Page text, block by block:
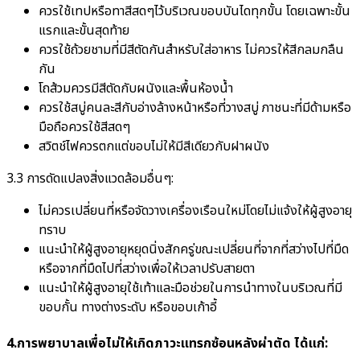
ควรใช้เทปหรือทาสีสดๆไว้บริเวณขอบบันไดทุกขั้น โดยเฉพาะขั้น
แรกและขั้นสุดท้าย
ควรใช้ถ้วยชามที่มีสีตัดกันสำหรับใส่อาหาร ไม่ควรให้สีกลมกลืน
กัน
โถส้วมควรมีสีตัดกับผนังและพื้นห้องน้ำ
ควรใช้สบู่คนละสีกับอ่างล้างหน้าหรือที่วางสบู่ ภาชนะที่มีด้ามหรือ
มือถือควรใช้สีสดๆ
สวิตช์ไฟควรตกแต่ขอบไม่ให้มีสีเดียวกับฝาผนัง
3.3 การดัดแปลงสิ่งแวดล้อมอื่นๆ:
ไม่ควรเปลี่ยนที่หรือจัดวางเครื่องเรือนใหม่โดยไม่แจ้งให้ผู้สูงอายุ
ทราบ
แนะนำให้ผู้สูงอายุหยุดนิ่งสักครู่ขณะเปลี่ยนที่จากที่สว่างไปที่มืด
หรือจากที่มืดไปที่สว่างเพื่อให้เวลาปรับสายตา
แนะนำให้ผู้สูงอายุใช้เท้าและมือช่วยในการนำทางในบริเวณที่มี
ขอบกั้น ทางต่างระดับ หรือขอบเก้าอี้
4.การพยาบาลเพื่อไม่ให้เกิดภาวะแทรกซ้อนหลังผ่าตัด ได้แก่: